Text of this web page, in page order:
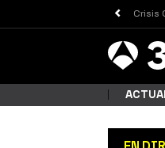
Crisis
Antena
3